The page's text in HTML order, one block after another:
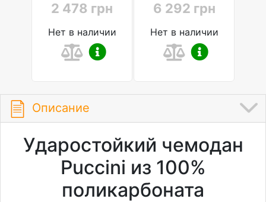
2 478 грн
Нет в наличии
6 292 грн
Нет в наличии
Описание
Ударостойкий чемодан
Puccini из 100%
поликарбоната